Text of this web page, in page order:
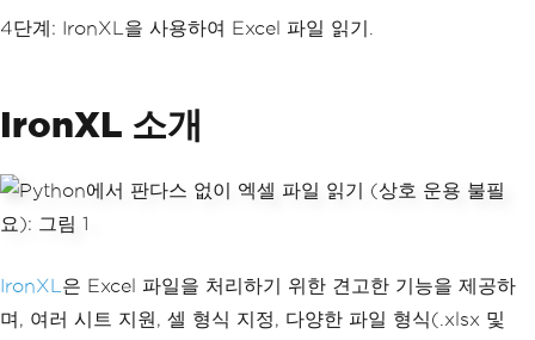
4단계: IronXL을 사용하여 Excel 파일 읽기.
IronXL 소개
IronXL 은 Excel 파일을 처리하기 위한 견고한 기능을 제공하
며, 여러 시트 지원, 셀 형식 지정, 다양한 파일 형식(.xlsx 및